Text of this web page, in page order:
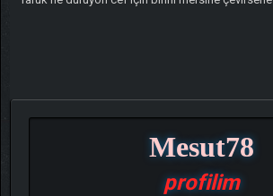
Mesut78
profilim